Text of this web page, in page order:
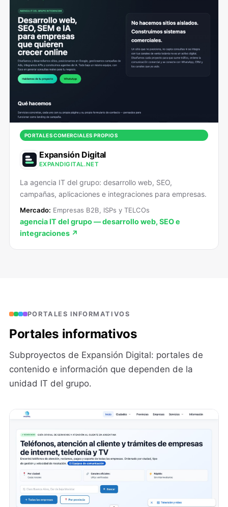
PORTALES COMERCIALES PROPIOS
Expansión Digital
EXPANDIGITAL.NET
La agencia IT del grupo: desarrollo web, SEO,
campañas, aplicaciones e integraciones para empresas.
Mercado: Empresas B2B, ISPs y TELCOs
agencia IT del grupo — desarrollo web, SEO e
integraciones ↗
PORTALES INFORMATIVOS
Portales informativos
Subproyectos de Expansión Digital: portales de
contenido e información que dependen de la
unidad IT del grupo.